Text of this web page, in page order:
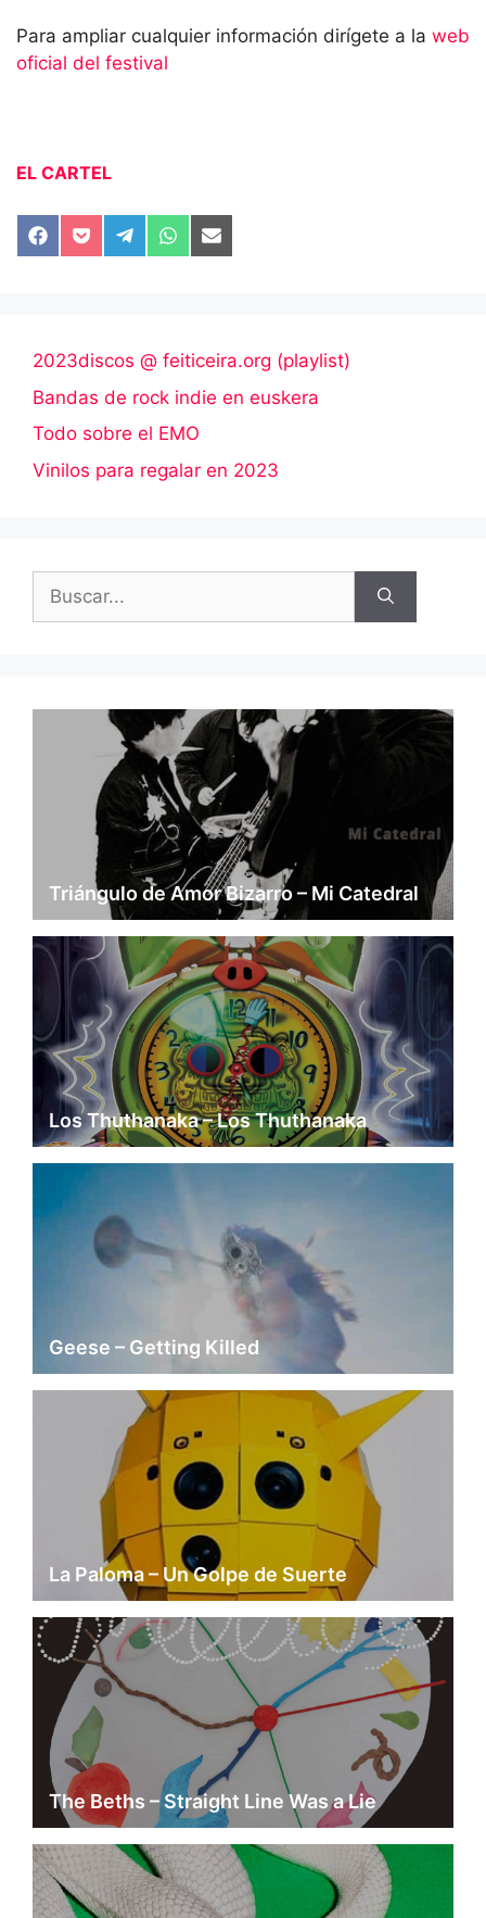
Para ampliar cualquier información dirígete a la web
oficial del festival
EL CARTEL
Compartir
en
Compartir
en
Compartir
en
Compartir
en
Compartir
en
2023discos @ feiticeira.org (playlist)
Bandas de rock indie en euskera
Todo sobre el EMO
Vinilos para regalar en 2023
Triángulo de Amor Bizarro – Mi Catedral
Los Thuthanaka – Los Thuthanaka
Geese – Getting Killed
La Paloma – Un Golpe de Suerte
The Beths – Straight Line Was a Lie